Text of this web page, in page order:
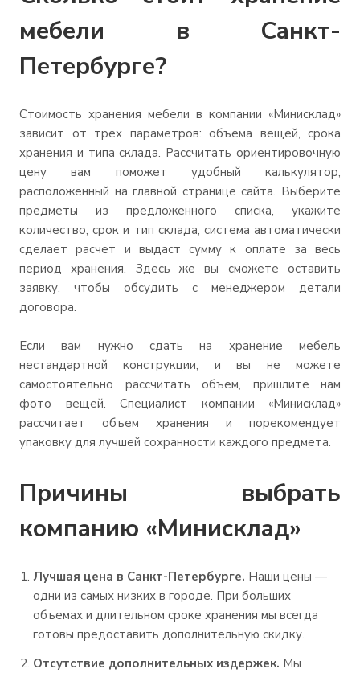
мебели в Санкт-
Петербурге?
Стоимость хранения мебели в компании «Минисклад»
зависит от трех параметров: объема вещей, срока
хранения и типа склада. Рассчитать ориентировочную
цену вам поможет удобный калькулятор,
расположенный на главной странице сайта. Выберите
предметы из предложенного списка, укажите
количество, срок и тип склада, система автоматически
сделает расчет и выдаст сумму к оплате за весь
период хранения. Здесь же вы сможете оставить
заявку, чтобы обсудить с менеджером детали
договора.
Если вам нужно сдать на хранение мебель
нестандартной конструкции, и вы не можете
самостоятельно рассчитать объем, пришлите нам
фото вещей. Специалист компании «Минисклад»
рассчитает объем хранения и порекомендует
упаковку для лучшей сохранности каждого предмета.
Причины выбрать
компанию «Минисклад»
Лучшая цена в Санкт-Петербурге. Наши цены —
одни из самых низких в городе. При больших
объемах и длительном сроке хранения мы всегда
готовы предоставить дополнительную скидку.
Отсутствие дополнительных издержек. Мы